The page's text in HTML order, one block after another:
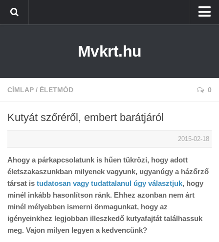
Tiszaújváros
Kazincbarcika
Életmód
Mvkrt.hu
CÍMLAP / ÉLETMÓD 0
Kutyát szőréről, embert barátjáról
2015-02-18
Ahogy a párkapcsolatunk is hűen tükrözi, hogy adott
életszakaszunkban milyenek vagyunk, ugyanúgy a házőrző
társat is tudatosan vagy tudattalanul úgy választjuk, hogy
minél inkább hasonlítson ránk. Ehhez azonban nem árt
minél mélyebben ismerni önmagunkat, hogy az
igényeinkhez legjobban illeszkedő kutyafajtát találhassuk
meg. Vajon milyen legyen a kedvencünk?